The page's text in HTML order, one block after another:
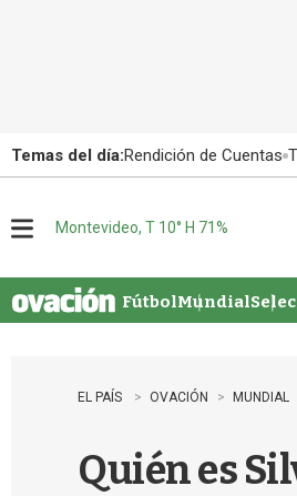
Temas del día:Rendición de Cuentas
u
Montevideo, T 10° H 71%
FútbolMundial
EL PAÍS OVACIÓN MUNDIAL
Quién es